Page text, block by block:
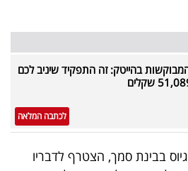
בהייטק: זה התפקיד שיניב לכם
לכתבה המלאה
בבינת סמך, הצטרף לדבריו